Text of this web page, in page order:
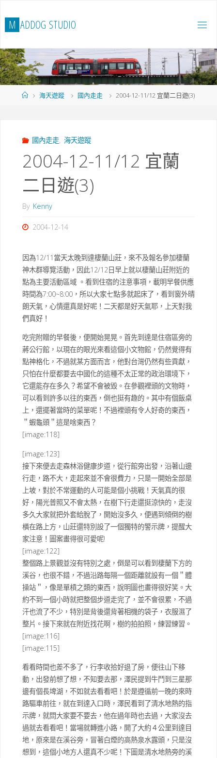
to
content
M ADDOG STUDIO
Home海天遊蹤 國內走走 2004-12-11/12 宜蘭二日遊(3)
國內走走, 海天遊蹤
2004-12-11/12 宜蘭
二日遊(3)
By Kenny
2004-12-14
因為12/11當天太晚到達棲蘭山莊，來不及報名參加棲蘭
神木群導覽活動，因此12/12日早上就以棲蘭山莊附近的
點為主要活動區域 。看到住宿的注意事項，載明早餐供應
時間為7:00~8:00，所以大家七點多就起床了，看到窗外晴
朗天氣，心情還真是好呢！二天都是好天氣耶，上天對我
們真好！
吃完附贈的早餐後，便開始晃晃。首先到達是住宿區旁的
蔣公行館，以現在的眼光來看這個小文物館，仍然覺得有
點神格化，不過就某方面而言，他對台灣仍然有些貢獻，
只怕在什麼都要去中國化的這種不太正常的政治環境下，
它還能存在多久？希望不會被毀。在參觀裡頭的文物時，
可以看到許多以往的東西，倒也挺有趣的。其中有個飯桌
上，還擺著當時的菜單呢！不過裡頭有令人好奇的東西，
＂蝦龜頭＂這是啥東西？
[image:118]
[image:123]
接下來便去走森林浴健康步道，從行館旁出發，沿著山邊
行走，路不大，走起來並不會很費力，只是一開始全部是
上坡，對於不常運動的人可能是個小挑戰！天氣真的很
好，陽光普照又不會太熱，在樹下行走還挺涼快的，走沒
多久大家就把外套給脫了，開始沒多久，便遇到傾倒的樹
橫在路上方，山莊還特別設了一個獨特的警示牌，提醒大
家注意！圖案畫得很可愛呢!
[image:122]
整個路上景觀並沒有特別之處，倒是可以看到棲蘭下方的
溪谷，也很不錯，不過沿路每隔一個距離就設有一個＂體
操站＂，像是單槓之類的東西，說明圖也畫得很好笑。大
約不到一個小時就把整個步道走完了，並不會很累，不過
汗也流了不少，特別是背後還背著相機的袋子，衣服濕了
整片。接下來就在附近找花啊，樹的拍拍照，練習練習。
[image:116]
[image:115]
看看時間也差不多了，行李收拾好退了房，便往山下移
動，出發前想了想，不知要去那，澤民提到牛鬥到三星那
邊有個長埤湖，不如就去看看吧！於是遵循前一晚的來時
路驅車前往，就在到達入口時，澤民看到了清水地熱的指
示牌，就問大家要不要去，他在過年時也去過，大家沒去
過就去看看吧！當場就轉進小路，開了大約４公里到達目
地，原來是在溪谷旁，冒著白煙的高熱泉水露頭，只是沒
想到，這個小地方人還真不少呢！下圖是清水地熱旁的溪